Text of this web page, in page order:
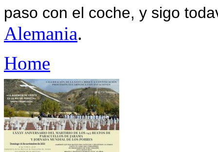
paso con el coche, y sigo
Alemania.
Home